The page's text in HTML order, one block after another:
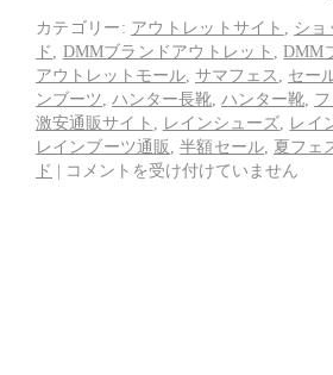
カテゴリー: アウトレットサイト ショ
ド
DMMブランドアウトレット ,DMM
アウトレットモール サマフェス セー
ンブーツ ハンター長靴 ハンター靴
激安通販サイト
レインシューズ レイ
レインブーツ通販
,半額セール, 夏フェ
ド | コメントを受け付けていません